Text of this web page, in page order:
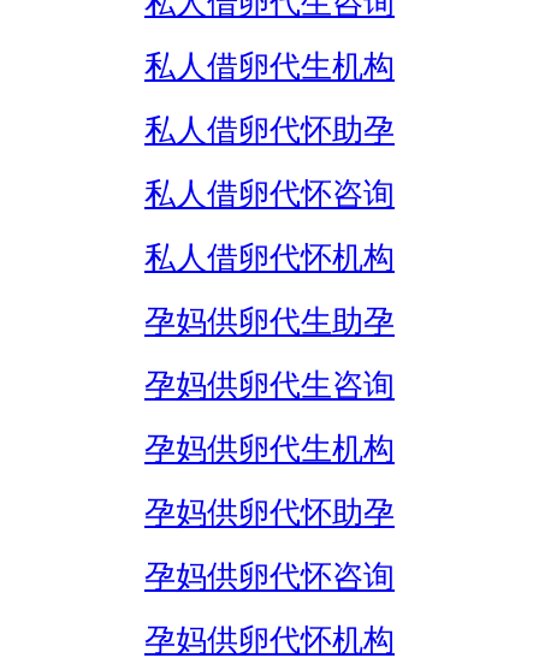
私人借卵代生机构
私人借卵代怀助孕
私人借卵代怀咨询
私人借卵代怀机构
孕妈供卵代生助孕
孕妈供卵代生咨询
孕妈供卵代生机构
孕妈供卵代怀助孕
孕妈供卵代怀咨询
孕妈供卵代怀机构